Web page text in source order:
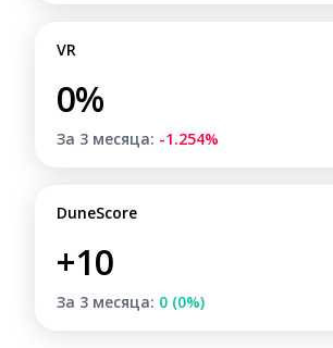
VR
0%
За 3 месяца: -1.254%
DuneScore
+10
За 3 месяца: 0 (0%)